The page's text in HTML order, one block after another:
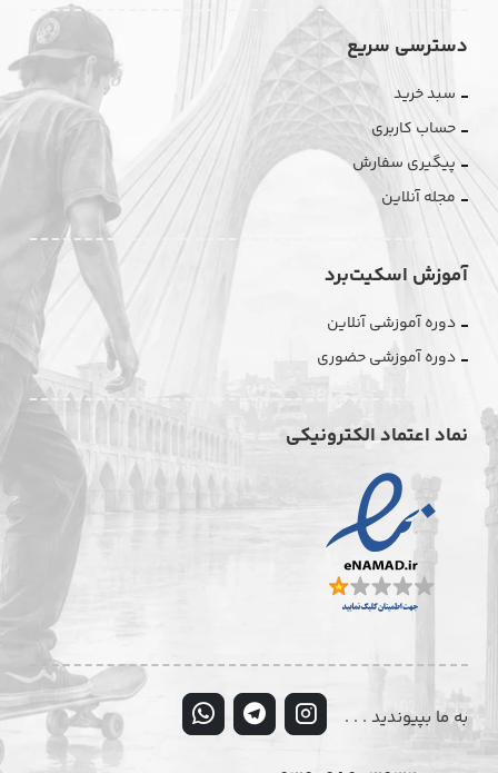
دسترسی سریع
سبد خرید
حساب کاربری
پیگیری سفارش
مجله آنلاین
آموزش اسکیت‌برد
دوره آموزشی آنلاین
دوره آموزشی حضوری
نماد اعتماد الکترونیکی
به ما بپیوندید . . .